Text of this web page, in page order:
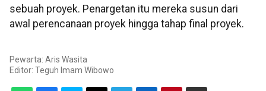
sebuah proyek. Penargetan itu mereka susun dari
awal perencanaan proyek hingga tahap final proyek.
Pewarta: Aris Wasita
Editor: Teguh Imam Wibowo